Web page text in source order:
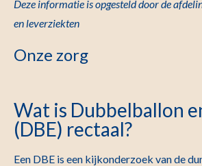
Deze informatie is opgesteld door de
en leverziekten
Onze zorg
Wat is Dubbelballon
(DBE) rectaal?
Een DBE is een kijkonderzoek van de